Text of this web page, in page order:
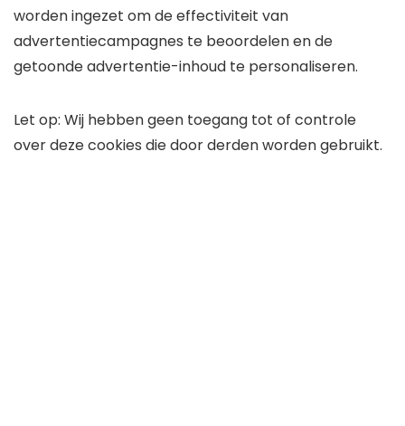
worden ingezet om de effectiviteit van
advertentiecampagnes te beoordelen en de
getoonde advertentie-inhoud te personaliseren.
Let op: Wij hebben geen toegang tot of controle
over deze cookies die door derden worden gebruikt.